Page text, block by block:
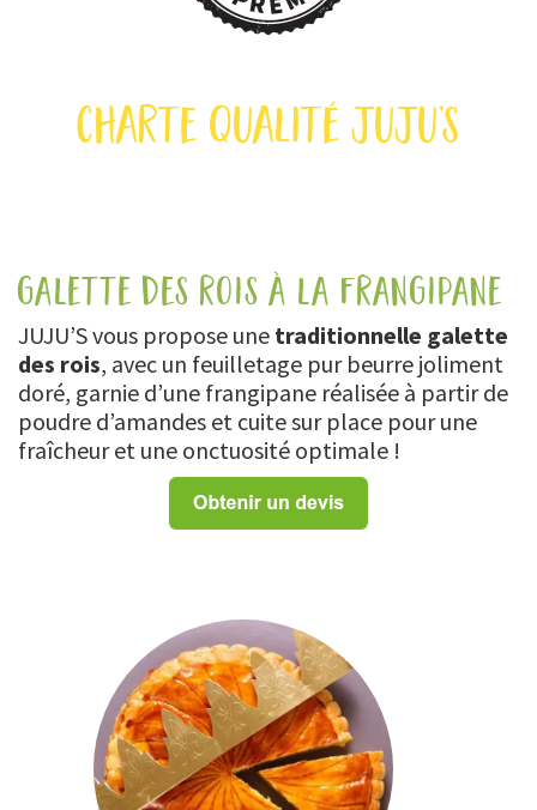
charte qualité juju’s
galette des rois à la frangipane
JUJU’S vous propose une traditionnelle galette
des rois, avec un feuilletage pur beurre joliment
doré, garnie d’une frangipane réalisée à partir de
poudre d’amandes et cuite sur place pour une
fraîcheur et une onctuosité optimale !